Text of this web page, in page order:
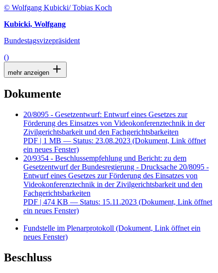
© Wolfgang Kubicki/ Tobias Koch
Kubicki, Wolfgang
Bundestagsvizepräsident
()
mehr anzeigen
Dokumente
20/8095 - Gesetzentwurf: Entwurf eines Gesetzes zur
Förderung des Einsatzes von Videokonferenztechnik in der
Zivilgerichtsbarkeit und den Fachgerichtsbarkeiten
PDF | 1 MB — Status: 23.08.2023 (Dokument, Link öffnet
ein neues Fenster)
20/9354 - Beschlussempfehlung und Bericht: zu dem
Gesetzentwurf der Bundesregierung - Drucksache 20/8095 -
Entwurf eines Gesetzes zur Förderung des Einsatzes von
Videokonferenztechnik in der Zivilgerichtsbarkeit und den
Fachgerichtsbarkeiten
PDF | 474 KB — Status: 15.11.2023 (Dokument, Link öffnet
ein neues Fenster)
Fundstelle im Plenarprotokoll (Dokument, Link öffnet ein
neues Fenster)
Beschluss